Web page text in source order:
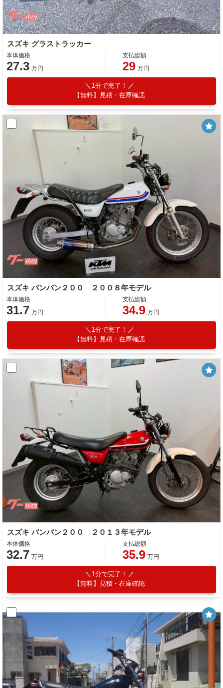
スズキ グラストラッカー
本体価格
27.3 万円
支払総額
29 万円
1分で完了！
【無料】見積・在庫確認
スズキ バンバン２００ ２００８年モデル
本体価格
31.7 万円
支払総額
34.9 万円
1分で完了！
【無料】見積・在庫確認
スズキ バンバン２００ ２０１３年モデル
本体価格
32.7 万円
支払総額
35.9 万円
1分で完了！
【無料】見積・在庫確認